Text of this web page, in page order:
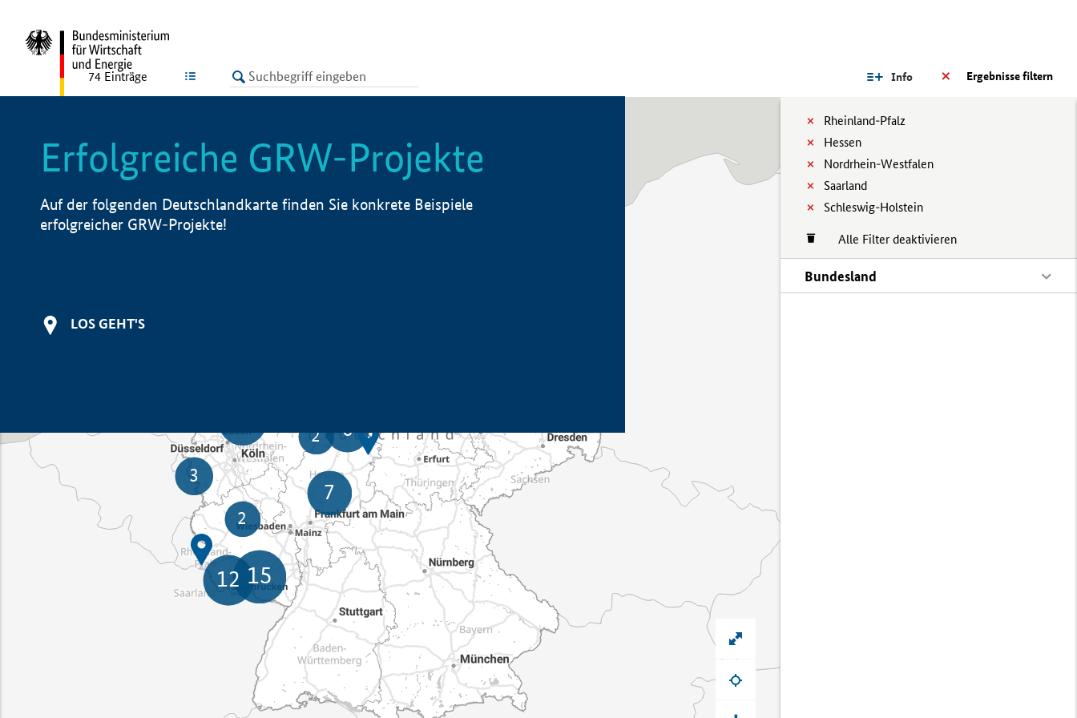
LISTE Ergebnisse filtern
Info
Rheinland-Pfalz
Hessen
Nordrhein-Westfalen
Saarland
Schleswig-Holstein
Alle Filter deaktivieren
Bundesland
74 Einträge
Erfolgreiche GRW-Projekte
Auf der folgenden Deutschlandkarte finden Sie konkrete Beispiele
erfolgreicher GRW-Projekte!
LOS GEHT'S